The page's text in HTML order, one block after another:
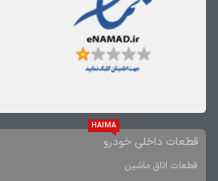
قطعات داخلی خودرو
HAIMA
قطعات اتاق ماشین